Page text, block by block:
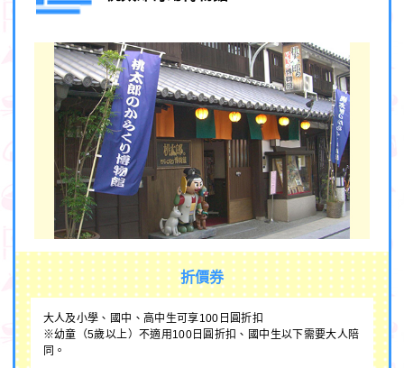
折價券
大人及小學、國中、高中生可享100日圓折扣
※幼童（5歲以上）不適用100日圓折扣、國中生以下需要大人陪
同。